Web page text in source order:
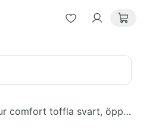
Velour comfort toffla svart, öppen tå. 29cm